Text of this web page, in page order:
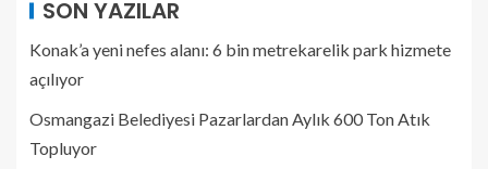
SON YAZILAR
Konak’a yeni nefes alanı: 6 bin metrekarelik park hizmete
açılıyor
Osmangazi Belediyesi Pazarlardan Aylık 600 Ton Atık
Topluyor